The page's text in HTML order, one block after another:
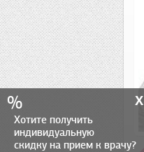
% x
Хотите получить
индивидуальную
скидку на прием к врачу?